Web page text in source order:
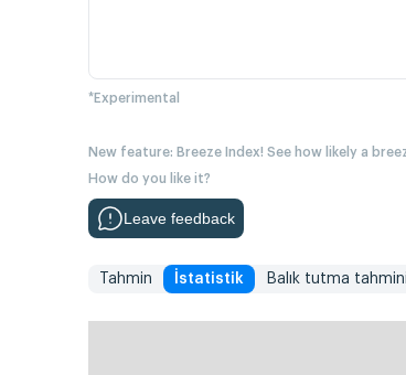
*Experimental
New feature: Breeze Index! See how likely a
How do you like it?
Leave feedback
Tahmin İstatistik Balık tutma tahmini